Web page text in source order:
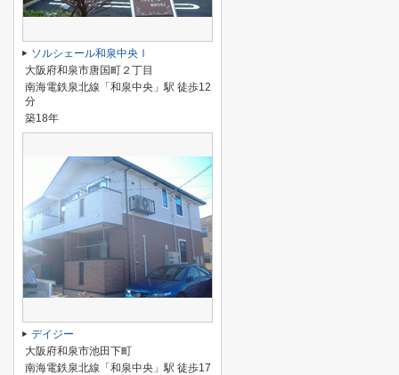
ソルシェール和泉中央Ⅰ
大阪府和泉市唐国町２丁目
南海電鉄泉北線「和泉中央」駅 徒歩12
分
築18年
デイジー
大阪府和泉市池田下町
南海電鉄泉北線「和泉中央」駅 徒歩17